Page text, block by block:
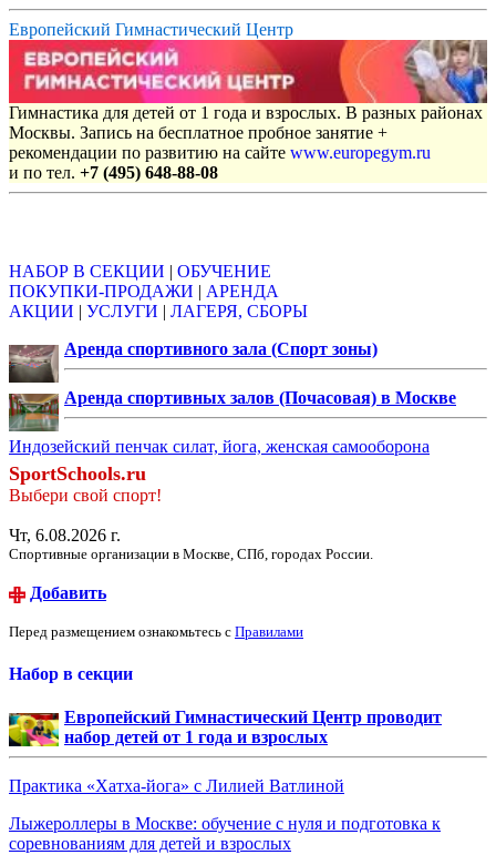
Европейский Гимнастический Центр
Гимнастика для детей от 1 года и взрослых. В разных районах
Москвы. Запись на бесплатное пробное занятие +
рекомендации по развитию на сайте www.europegym.ru
и по тел. +7 (495) 648-88-08
НАБОР В СЕКЦИИ | ОБУЧЕНИЕ
ПОКУПКИ-ПРОДАЖИ | АРЕНДА
АКЦИИ | УСЛУГИ | ЛАГЕРЯ, СБОРЫ
Аренда спортивного зала (Спорт зоны)
Аренда спортивных залов (Почасовая) в Москве
Индозейский пенчак силат, йога, женская самооборона
SportSchools.ru
Выбери свой спорт!
Чт, 6.08.2026 г.
Спортивные организации в Москве, СПб, городах России.
Добавить
Перед размещением ознакомьтесь с Правилами
Набор в секции
Европейский Гимнастический Центр проводит
набор детей от 1 года и взрослых
Практика «Хатха-йога» с Лилией Ватлиной
Лыжероллеры в Москве: обучение с нуля и подготовка к
соревнованиям для детей и взрослых